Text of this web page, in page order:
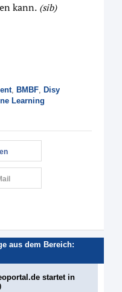
kann. (sib)
, BMBF, Disy
Learning
aus dem Bereich:
startet in